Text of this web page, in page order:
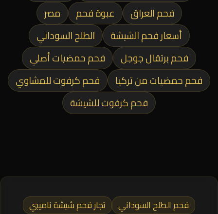
فحم العراق
عبوة فحم
مصر
أسعار فحم الشيشة
الطلح السوداني
فحم برتقال جوجل
فحم حمضيات أصلي
فحم حمضيات من تركيا
فحم كرفوت للمشاوي
فحم كرفوت للشيشة
فحم الطلح السوداني
تجار فحم شيشة ناميبي